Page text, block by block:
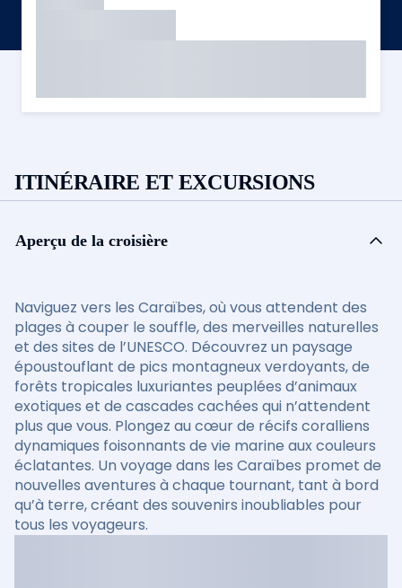
ITINÉRAIRE ET EXCURSIONS
Aperçu de la croisière
Naviguez vers les Caraïbes, où vous attendent des
plages à couper le souffle, des merveilles naturelles
et des sites de l’UNESCO. Découvrez un paysage
époustouflant de pics montagneux verdoyants, de
forêts tropicales luxuriantes peuplées d’animaux
exotiques et de cascades cachées qui n’attendent
plus que vous. Plongez au cœur de récifs coralliens
dynamiques foisonnants de vie marine aux couleurs
éclatantes. Un voyage dans les Caraïbes promet de
nouvelles aventures à chaque tournant, tant à bord
qu’à terre, créant des souvenirs inoubliables pour
tous les voyageurs.